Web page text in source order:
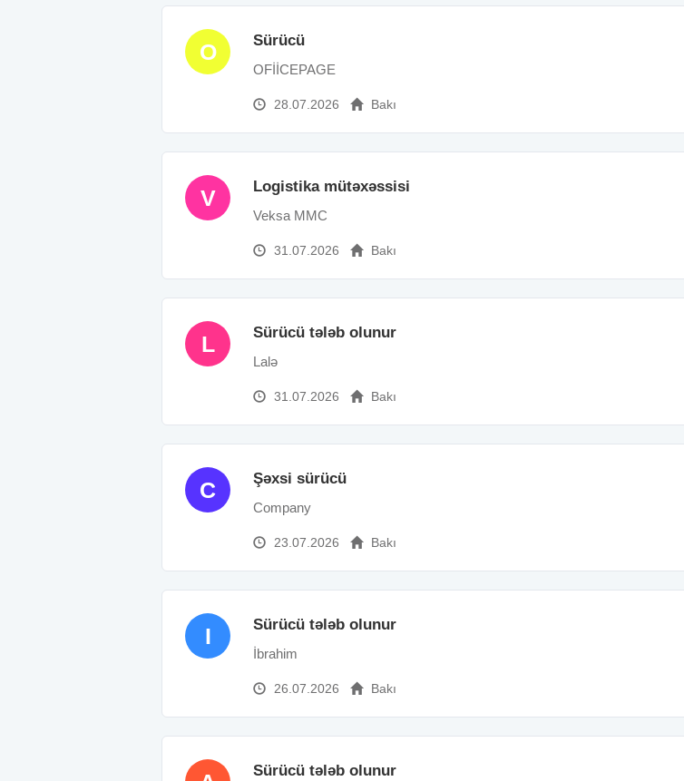
O Sürücü
OFİİCEPAGE
28.07.2026 Bakı
V Logistika mütəxəssisi
Veksa MMC
31.07.2026 Bakı
L Sürücü tələb olunur
Lalə
31.07.2026 Bakı
C Şəxsi sürücü
Company
23.07.2026 Bakı
I Sürücü tələb olunur
İbrahim
26.07.2026 Bakı
Sürücü tələb olunur